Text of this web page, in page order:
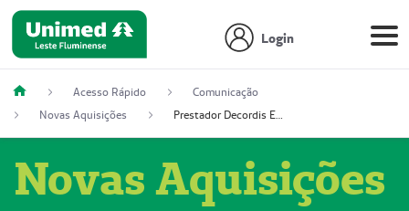
Login
Acesso Rápido
Comunicação
Novas Aquisições
Prestador Decordis Exames Cardiológicos LTDA (51004347-4)
Novas Aquisições